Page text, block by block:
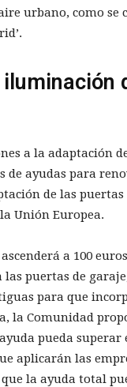
urbano, como se
a la adaptación
de ayudas para
de las
Unión Europea.
a 100
las puertas de
para que
la Comunidad
pueda superar
aplicarán las
la ayuda total